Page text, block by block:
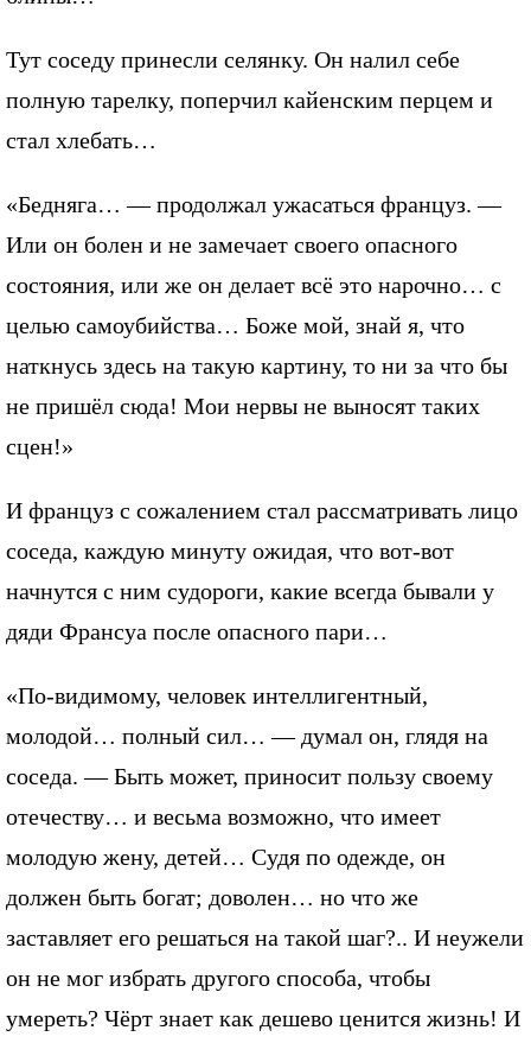
Тут соседу принесли селянку. Он налил себе
полную тарелку, поперчил кайенским перцем и
стал хлебать…
«Бедняга… — продолжал ужасаться француз. —
Или он болен и не замечает своего опасного
состояния, или же он делает всё это нарочно… с
целью самоубийства… Боже мой, знай я, что
наткнусь здесь на такую картину, то ни за что бы
не пришёл сюда! Мои нервы не выносят таких
сцен!»
И француз с сожалением стал рассматривать лицо
соседа, каждую минуту ожидая, что вот-вот
начнутся с ним судороги, какие всегда бывали у
дяди Франсуа после опасного пари…
«По-видимому, человек интеллигентный,
молодой… полный сил… — думал он, глядя на
соседа. — Быть может, приносит пользу своему
отечеству… и весьма возможно, что имеет
молодую жену, детей… Судя по одежде, он
должен быть богат; доволен… но что же
заставляет его решаться на такой шаг?.. И неужели
он не мог избрать другого способа, чтобы
умереть? Чёрт знает как дешево ценится жизнь! И